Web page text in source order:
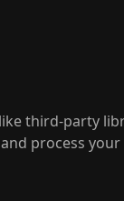
via Last.fm hier:
letzte Meldung
third-party
process your